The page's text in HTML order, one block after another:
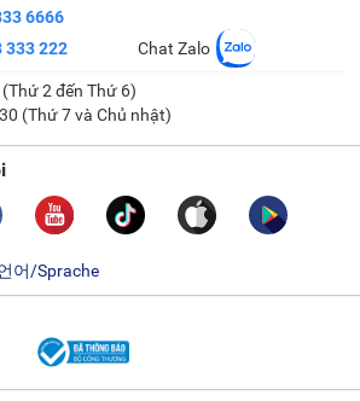
6666
333 222
Chat Zalo
2 đến Thứ 6)
(Thứ 7 và Chủ nhật)
어/Sprache